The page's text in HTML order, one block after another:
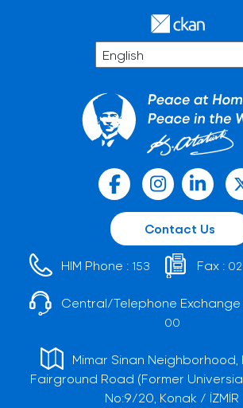
Contact Us
HIM Phone : 153 Fax :
Central/Telephone Exchange
00
Mimar Sinan Neighborhood,
Fairground Road (Former
No:9/20, Konak / İZMİR